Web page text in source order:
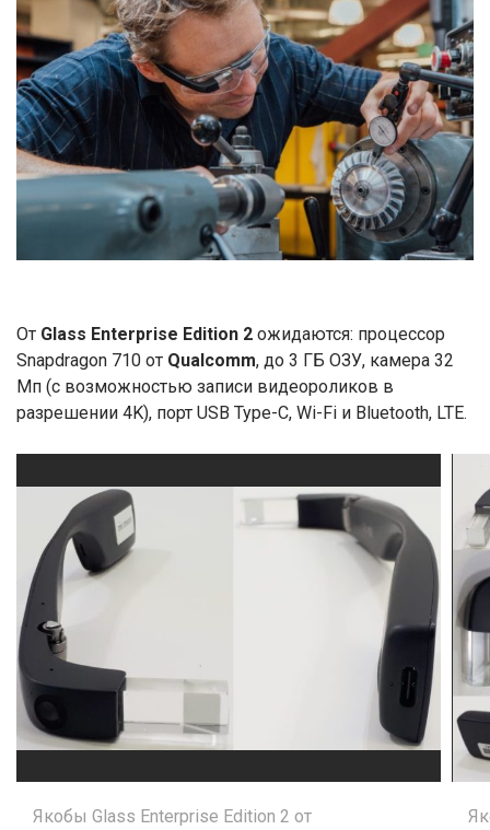
От Glass Enterprise Edition 2 ожидаются: процессор
Snapdragon 710 от Qualcomm, до 3 ГБ ОЗУ, камера 32
Мп (с возможностью записи видеороликов в
разрешении 4K), порт USB Type-C, Wi-Fi и Bluetooth, LTE.
Якобы Glass Enterprise Edition 2 от